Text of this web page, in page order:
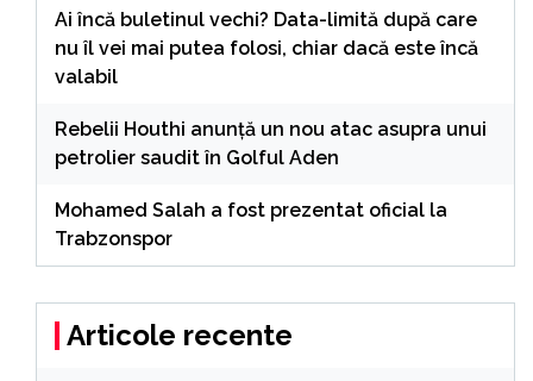
Ai încă buletinul vechi? Data-limită după care
nu îl vei mai putea folosi, chiar dacă este încă
valabil
Rebelii Houthi anunță un nou atac asupra unui
petrolier saudit în Golful Aden
Mohamed Salah a fost prezentat oficial la
Trabzonspor
Articole recente